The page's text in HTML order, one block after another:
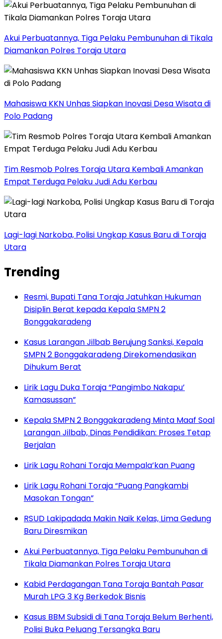
Akui Perbuatannya, Tiga Pelaku Pembunuhan di Tikala
Diamankan Polres Toraja Utara
Mahasiswa KKN Unhas Siapkan Inovasi Desa Wisata di
Polo Padang
Tim Resmob Polres Toraja Utara Kembali Amankan
Empat Terduga Pelaku Judi Adu Kerbau
Lagi-lagi Narkoba, Polisi Ungkap Kasus Baru di Toraja
Utara
Trending
Resmi, Bupati Tana Toraja Jatuhkan Hukuman
Disiplin Berat kepada Kepala SMPN 2
Bonggakaradeng
Kasus Larangan Jilbab Berujung Sanksi, Kepala
SMPN 2 Bonggakaradeng Direkomendasikan
Dihukum Berat
Lirik Lagu Duka Toraja “Pangimbo Nakapu’
Kamasussan”
Kepala SMPN 2 Bonggakaradeng Minta Maaf Soal
Larangan Jilbab, Dinas Pendidikan: Proses Tetap
Berjalan
Lirik Lagu Rohani Toraja Mempala’kan Puang
Lirik Lagu Rohani Toraja “Puang Pangkambi
Masokan Tongan”
RSUD Lakipadada Makin Naik Kelas, Lima Gedung
Baru Diresmikan
Akui Perbuatannya, Tiga Pelaku Pembunuhan di
Tikala Diamankan Polres Toraja Utara
Kabid Perdagangan Tana Toraja Bantah Pasar
Murah LPG 3 Kg Berkedok Bisnis
Kasus BBM Subsidi di Tana Toraja Belum Berhenti,
Polisi Buka Peluang Tersangka Baru